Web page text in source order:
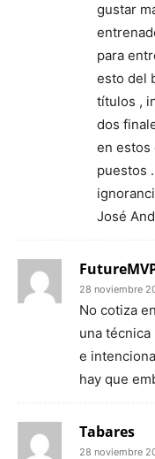
gustar
para
esto del
títulos ,
dos
en estos
puestos
José
28 noviembre
No cotiza
una
e
hay que
Tabares
28 noviembre